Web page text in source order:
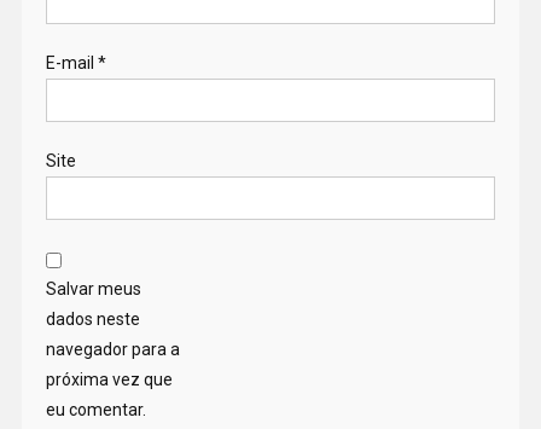
E-mail *
Site
Salvar meus
dados neste
navegador para a
próxima vez que
eu comentar.